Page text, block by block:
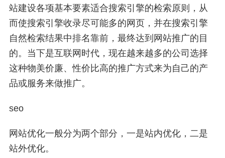
站建设各项基本要素适合搜索引擎的检索原则，从
而使搜索引擎收录尽可能多的网页，并在搜索引擎
自然检索结果中排名靠前，最终达到网站推广的目
的。当下是互联网时代，现在越来越多的公司选择
这种物美价廉、性价比高的推广方式来为自己的产
品或服务来做推广。
seo
网站优化一般分为两个部分，一是站内优化，二是
站外优化。